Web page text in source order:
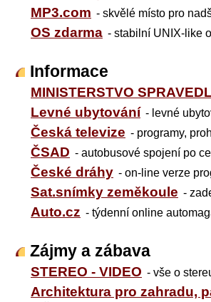
MP3.com - skvělé místo pro
OS zdarma - stabilní UNIX-like
Informace
MINISTERSTVO
Levné ubytování - levné
Česká televize - programy,
ČSAD - autobusové spojení po
České dráhy - on-line verze
Sat.snímky zeměkoule -
Auto.cz - týdenní online
Zájmy a zábava
STEREO - VIDEO - vše o
Architektura pro zahradu,